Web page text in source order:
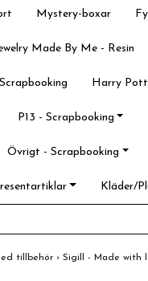
Mystery-boxar
Made By Me - Resin
Harry
P13 - Scrapbooking
Övrigt - Scrapbooking
Kläder/
tillbehör › Sigill - Made with